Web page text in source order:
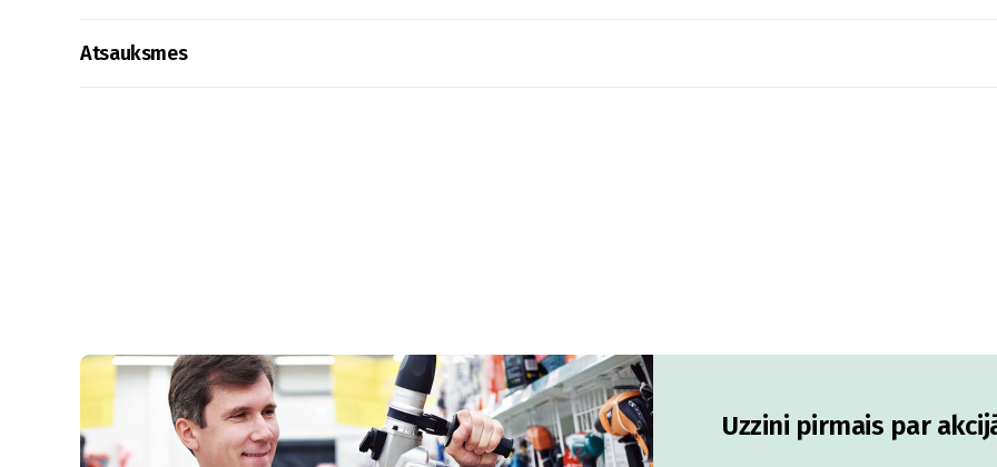
Atsauksmes
Uzzini pirmais par